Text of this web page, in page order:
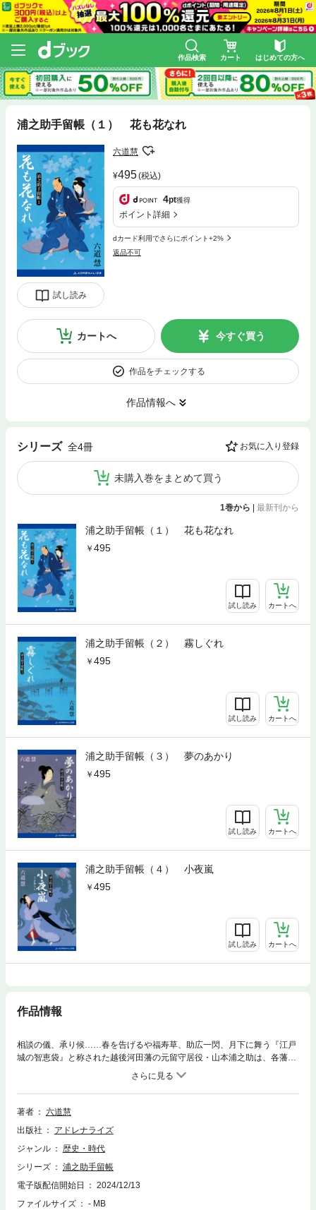
作品検索 カート はじめての方へ
浦之助手留帳（１） 花も花なれ
試し読み
六道慧
495(税込)
4pt獲得
ポイント詳細
dカード利用でさらにポイント+2%
返品不可
カートへ 今すぐ買う
作品をチェックする
作品情報へ
シリーズ 全4冊 お気に入り登録
未購入巻をまとめて買う
1巻から 最新刊から
浦之助手留帳（１） 花も花なれ
495
試し読み カートへ
浦之助手留帳（２） 霧しぐれ
495
試し読み カートへ
浦之助手留帳（３） 夢のあかり
495
試し読み カートへ
浦之助手留帳（４） 小夜嵐
495
試し読み カートへ
作品情報
相談の儀、承り候……春を告げるや福寿草、助広一閃、月下に舞う『江戸
城の智恵袋』と称された越後河田藩の元留守居役・山本浦之助は、各藩の
厄介事を解決して余禄も望める、悠々自適の隠居生活を送ろうとしてい
た。折りしも、相談事を持ちかけられた他藩の小納戸役が不審な死を遂げ
てしまい……。小太刀の遣い手・浦之助が縺れた謎を解く長編時代小説。
電子版あとがきを追加収録。●六道 慧（りくどう・けい）東京の下町・本
朝日ソノラマから『大神伝（１） ムーの大神』でデビュー。以来、ライ
トノベル、時代物、そして警察小説とジャンルを変えながら挑戦してき
著者
六道慧
出版社
アドレナライズ
ジャンル
歴史・時代
シリーズ
浦之助手留帳
電子版配信開始日
2024/12/13
ファイルサイズ
- MB